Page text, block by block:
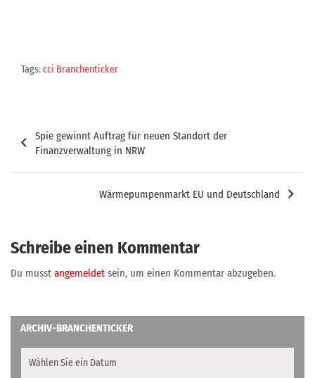
Tags:cci Branchenticker
Beitragsnavigation
Spie gewinnt Auftrag für neuen Standort der
Finanzverwaltung in NRW
Wärmepumpenmarkt EU und Deutschland
Schreibe einen Kommentar
Du musst angemeldet sein, um einen Kommentar abzugeben.
ARCHIV-BRANCHENTICKER